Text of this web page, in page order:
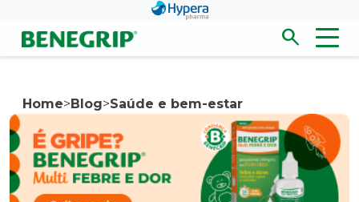
Pular para conteúdo principal
search
Abrir/
Home>Blog>Saúde e bem-estar